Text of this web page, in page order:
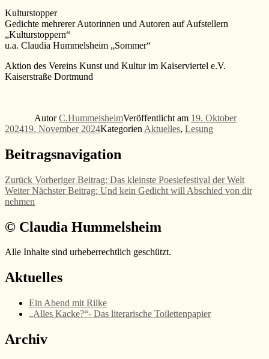
Kulturstopper
Gedichte mehrerer Autorinnen und Autoren auf Aufstellern
„Kulturstoppern“
u.a. Claudia Hummelsheim „Sommer“
Aktion des Vereins Kunst und Kultur im Kaiserviertel e.V.
Kaiserstraße Dortmund
AutorC.HummelsheimVeröffentlicht am 19. Oktober
202419. November 2024Kategorien Aktuelles, Lesung
Beitragsnavigation
Zurück Vorheriger Beitrag: Das kleinste Poesiefestival der Welt
Weiter Nächster Beitrag: Und kein Gedicht will Abschied von dir
nehmen
© Claudia Hummelsheim
Alle Inhalte sind urheberrechtlich geschützt.
Aktuelles
Ein Abend mit Rilke
„Alles Kacke?“- Das literarische Toilettenpapier
Archiv